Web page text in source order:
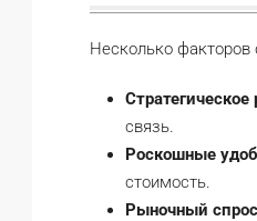
Несколько факторов
связь.
Роскошные
стоимость.
Рыночный